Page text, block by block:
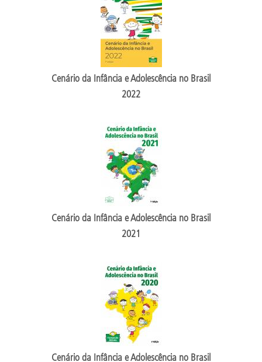
Cenário da Infância e Adolescência no Brasil
2022
Cenário da Infância e Adolescência no Brasil
2021
Cenário da Infância e Adolescência no Brasil